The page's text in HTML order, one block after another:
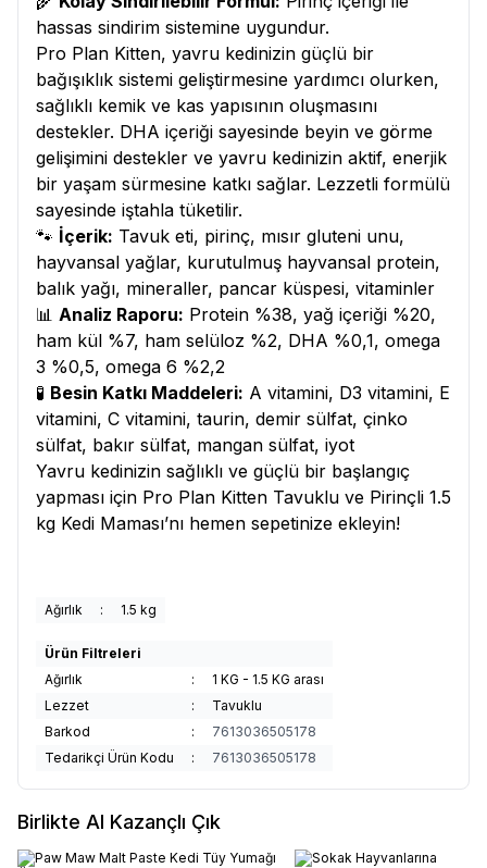
hassas sindirim sistemine uygundur.
Pro Plan Kitten, yavru kedinizin güçlü bir
bağışıklık sistemi geliştirmesine yardımcı olurken,
sağlıklı kemik ve kas yapısının oluşmasını
destekler. DHA içeriği sayesinde beyin ve görme
gelişimini destekler ve yavru kedinizin aktif, enerjik
bir yaşam sürmesine katkı sağlar. Lezzetli formülü
sayesinde iştahla tüketilir.
🐾 İçerik: Tavuk eti, pirinç, mısır gluteni unu,
hayvansal yağlar, kurutulmuş hayvansal protein,
balık yağı, mineraller, pancar küspesi, vitaminler
📊 Analiz Raporu: Protein %38, yağ içeriği %20,
ham kül %7, ham selüloz %2, DHA %0,1, omega
3 %0,5, omega 6 %2,2
🧪 Besin Katkı Maddeleri: A vitamini, D3 vitamini, E
vitamini, C vitamini, taurin, demir sülfat, çinko
sülfat, bakır sülfat, mangan sülfat, iyot
Yavru kedinizin sağlıklı ve güçlü bir başlangıç
yapması için Pro Plan Kitten Tavuklu ve Pirinçli 1.5
kg Kedi Maması’nı hemen sepetinize ekleyin!
Ağırlık : 1.5 kg
Ürün Filtreleri
Ağırlık
:
1 KG - 1.5 KG arası
Lezzet
:
Tavuklu
Barkod
:
7613036505178
Tedarikçi Ürün Kodu
: 7613036505178
Birlikte Al Kazançlı Çık